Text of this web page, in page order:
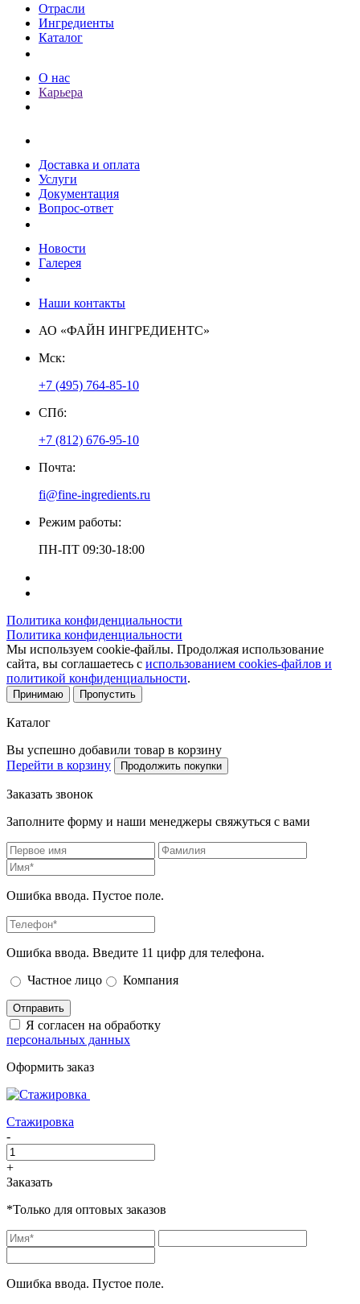
Отрасли
Ингредиенты
Каталог
О нас
Карьера
Доставка и оплата
Услуги
Документация
Вопрос-ответ
Новости
Галерея
Наши контакты
АО «ФАЙН ИНГРЕДИЕНТС»
Мск:
+7 (495) 764-85-10
СПб:
+7 (812) 676-95-10
Почта:
fi@fine-ingredients.ru
Режим работы:
ПН-ПТ 09:30-18:00
Политика конфиденциальности
Политика конфиденциальности
Мы используем cookie-файлы. Продолжая использование
сайта, вы соглашаетесь с использованием cookies-файлов и
политикой конфиденциальности.
Принимаю Пропустить
Каталог
Вы успешно добавили товар в корзину
Перейти в корзину
Продолжить покупки
Заказать звонок
Заполните форму и наши менеджеры свяжуться с вами
Ошибка ввода. Пустое поле.
Ошибка ввода. Введите 11 цифр для телефона.
Частное лицо
Компания
Отправить
Я согласен на обработку
персональных данных
Оформить заказ
Стажировка
-
+
Заказать
*Только для оптовых заказов
Ошибка ввода. Пустое поле.